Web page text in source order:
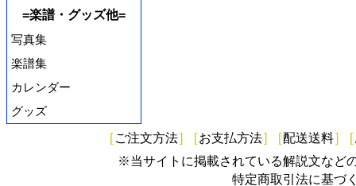
=楽譜・グッズ他=
写真集
楽譜集
カレンダー
グッズ
[ ご注文方法] [お支払方法] [配送送料] [
※当サイトに掲載されている解説文など
特定商取引法に基づ